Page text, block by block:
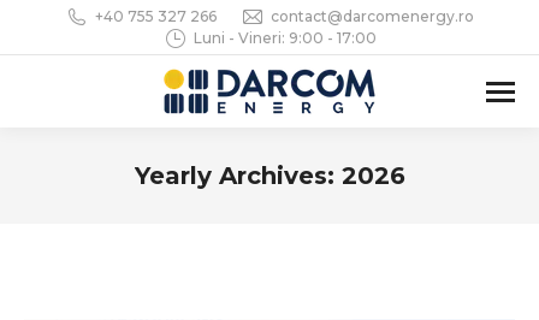
+40 755 327 266
contact@darcomenergy.ro
Luni - Vineri: 9:00 - 17:00
Yearly Archives: 2026